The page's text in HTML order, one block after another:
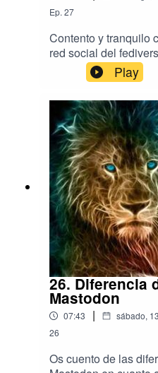
Ep. 27
Contento y tranquilo
red social del
Gracias a todos y
Play
26. Diferencia
Mastodon
07:43 | sábado,
26
Os cuento de las